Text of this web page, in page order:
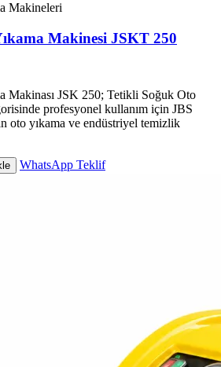
Makineleri
Makinesi JSKT 250
Makinası JSK 250; Tetikli Soğuk Oto
profesyonel kullanım için JBS
oto yıkama ve endüstriyel temizlik
WhatsApp Teklif